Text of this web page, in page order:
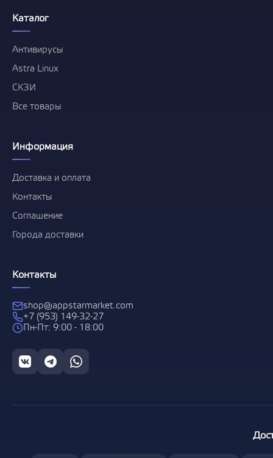
Каталог
Антивирусы
Astra Linux
СКЗИ
Все товары
Информация
Доставка и оплата
Контакты
Соглашение
Города доставки
Контакты
shop@appstarmarket.com
+7 (953) 149-32-27
Пн-Пт: 9:00 - 18:00